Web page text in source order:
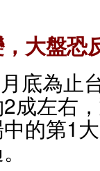
大盤恐
底為止
成左右
的第1